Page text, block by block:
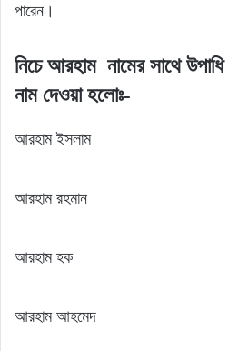
পারেন।
নিচেআরহাম নামের সাথেউপাধি
নাম দেওয়া হলোঃ-
আরহাম ইসলাম
আরহাম রহমান
আরহাম হক
আরহাম আহমেদ